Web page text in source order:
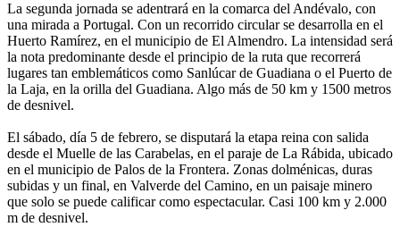
La segunda jornada se adentrará en la comarca del Andévalo, con
una mirada a Portugal. Con un recorrido circular se desarrolla en el
Huerto Ramírez, en el municipio de El Almendro. La intensidad será
la nota predominante desde el principio de la ruta que recorrerá
lugares tan emblemáticos como Sanlúcar de Guadiana o el Puerto de
la Laja, en la orilla del Guadiana. Algo más de 50 km y 1500 metros
de desnivel.
El sábado, día 5 de febrero, se disputará la etapa reina con salida
desde el Muelle de las Carabelas, en el paraje de La Rábida, ubicado
en el municipio de Palos de la Frontera. Zonas dolménicas, duras
subidas y un final, en Valverde del Camino, en un paisaje minero
que solo se puede calificar como espectacular. Casi 100 km y 2.000
m de desnivel.